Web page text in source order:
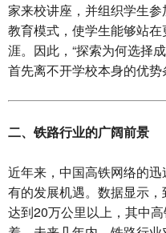
家来校讲座，并组织学生
教育模式，使学生能够站
涯。因此，“探索为何选择
首先离不开学校本身的优势
二、铁路行业的广阔前景
近年来，中国高铁网络的
有的发展机遇。数据显示
达到20万公里以上，其中